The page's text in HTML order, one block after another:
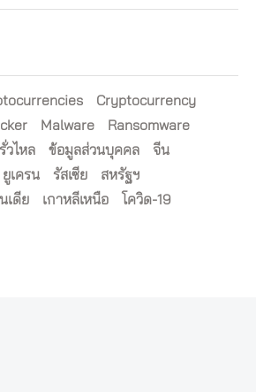
Cryptocurrency
Malware
Ransomware
วไหล ข้อมูลส่วนบุคคล
จีน
ยูเครน รัสเซีย
สหรัฐฯ
เดีย เกาหลีเหนือ โควิด-19